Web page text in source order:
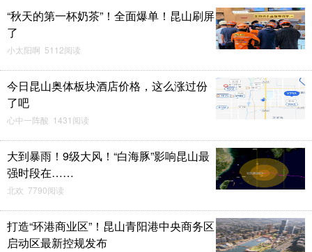
“秋天的第一杯奶茶”！全面爆单！昆山刷屏
了
小太阳啊 5112阅读
今日昆山奥体板块酒店价格，这么涨过份
了吧
心中一阵酸 1431阅读
大到暴雨！9级大风！“白海豚”影响昆山最
强时段在……
北欢 7790阅读
打造“环港商业区”！昆山青阳港中央商务区
启动区最新控规发布